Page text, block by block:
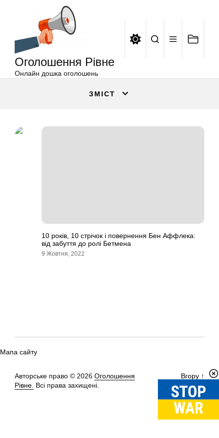
Оголошення Рівне
Онлайн дошка оголошень
ЗМІСТ
10 років, 10 стрічок і повернення Бен Аффлека:
від забуття до ролі Бетмена
9 Жовтня, 2022
Мапа сайту
Авторське право © 2026 Оголошення
Рівне. Всі права захищені.
Вгору ↑